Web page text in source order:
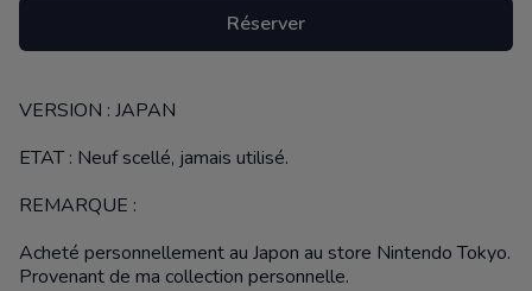
Réserver
Description
VERSION : JAPAN
ETAT : Neuf scellé, jamais utilisé.
REMARQUE :
Acheté personnellement au Japon au store Nintendo Tokyo.
Provenant de ma collection personnelle.